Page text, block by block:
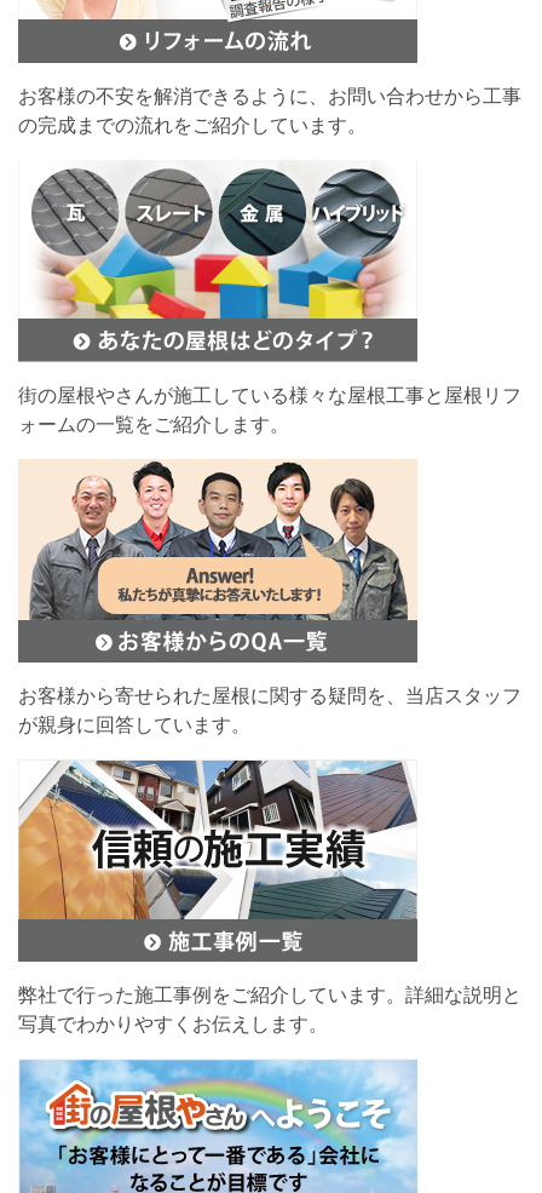
お客様の不安を解消できるように、お問い合わせから工事
の完成までの流れをご紹介しています。
街の屋根やさんが施工している様々な屋根工事と屋根リフ
ォームの一覧をご紹介します。
お客様から寄せられた屋根に関する疑問を、当店スタッフ
が親身に回答しています。
弊社で行った施工事例をご紹介しています。詳細な説明と
写真でわかりやすくお伝えします。